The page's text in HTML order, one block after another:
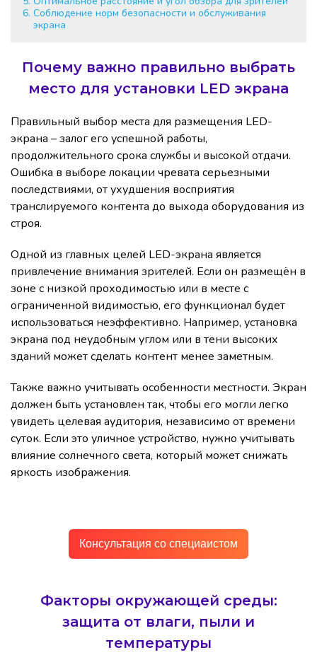
Соблюдение норм безопасности и обслуживания
экрана
Почему важно правильно выбрать
место для установки LED экрана
Правильный выбор места для размещения LED-
экрана – залог его успешной работы,
продолжительного срока службы и высокой отдачи.
Ошибка в выборе локации чревата серьезными
последствиями, от ухудшения восприятия
транслируемого контента до выхода оборудования из
строя.
Одной из главных целей LED-экрана является
привлечение внимания зрителей. Если он размещён в
зоне с низкой проходимостью или в месте с
ограниченной видимостью, его функционал будет
использоваться неэффективно. Например, установка
экрана под неудобным углом или в тени высоких
зданий может сделать контент менее заметным.
Также важно учитывать особенности местности. Экран
должен быть установлен так, чтобы его могли легко
увидеть целевая аудитория, независимо от времени
суток. Если это уличное устройство, нужно учитывать
влияние солнечного света, который может снижать
яркость изображения.
Консультация со специаистом
Факторы окружающей среды:
защита от влаги, пыли и
температуры